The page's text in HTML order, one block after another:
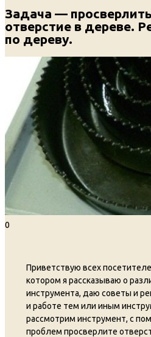
Задача —
отверстие в дереве.
по дереву.
0
Приветствую всех
котором я рассказываю о
инструмента, даю советы и
и работе тем или иным
рассмотрим инструмент, с
проблем просверлите